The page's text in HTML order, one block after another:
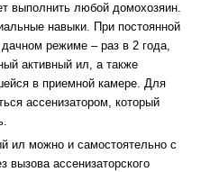
выполнить любой домохозяин.
навыки. При постоянной
режиме – раз в 2 года,
активный ил, а также
в приемной камере. Для
ассенизатором, который
ил можно и самостоятельно с
ассенизаторского